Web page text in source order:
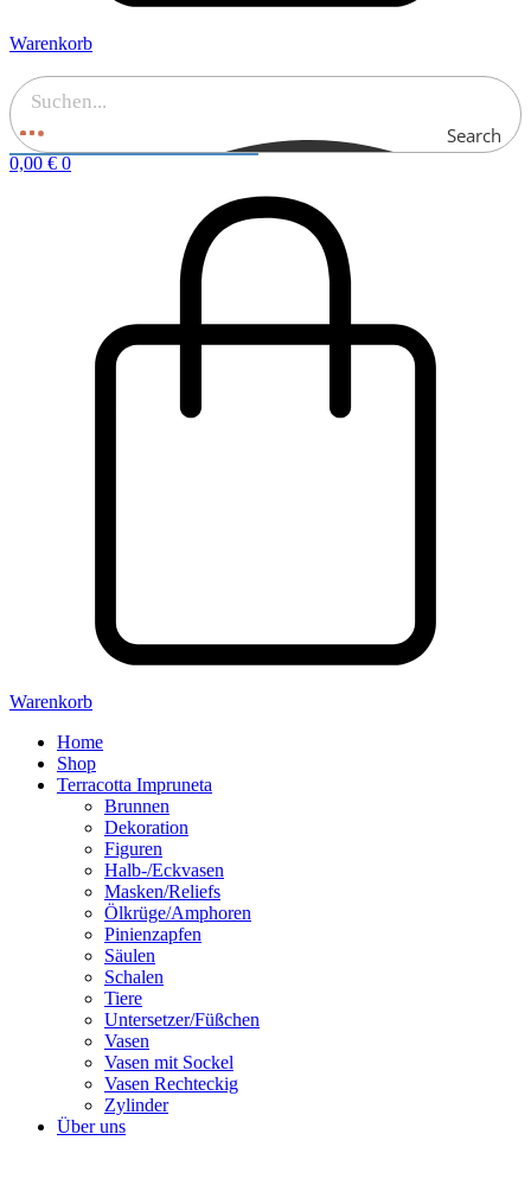
Warenkorb
Search
0,00 € 0
Warenkorb
Home
Shop
Terracotta Impruneta
Brunnen
Dekoration
Figuren
Halb-/Eckvasen
Masken/Reliefs
Ölkrüge/Amphoren
Pinienzapfen
Säulen
Schalen
Tiere
Untersetzer/Füßchen
Vasen
Vasen mit Sockel
Vasen Rechteckig
Zylinder
Über uns